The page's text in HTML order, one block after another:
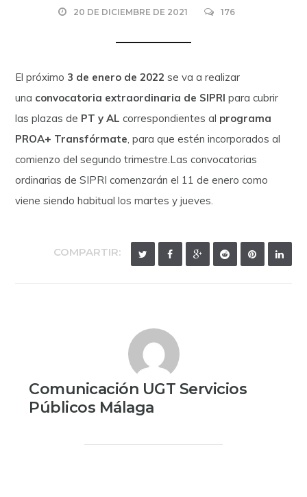
20 DE DICIEMBRE DE 2021 176
El próximo 3 de enero de 2022 se va a realizar
una convocatoria extraordinaria de SIPRI para cubrir
las plazas de PT y AL correspondientes al programa
PROA+ Transfórmate, para que estén incorporados al
comienzo del segundo trimestre.Las convocatorias
ordinarias de SIPRI comenzarán el 11 de enero como
viene siendo habitual los martes y jueves.
COMPARTIR:
Comunicación UGT Servicios
Públicos Málaga